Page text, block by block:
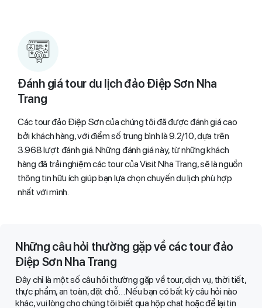
Đánh giá tour du lịch đảo Điệp Sơn Nha
Trang
Các tour đảo Điệp Sơn của chúng tôi đã được đánh giá cao
bởi khách hàng, với điểm số trung bình là 9.2/10, dựa trên
3.968 lượt đánh giá. Những đánh giá này, từ những khách
hàng đã trải nghiệm các tour của Visit Nha Trang, sẽ là nguồn
thông tin hữu ích giúp bạn lựa chọn chuyến du lịch phù hợp
nhất với mình.
Những câu hỏi thường gặp về các tour đảo
Điệp Sơn Nha Trang
Đây chỉ là một số câu hỏi thường gặp về tour, dịch vụ, thời tiết,
thực phẩm, an toàn, đặt chỗ… Nếu bạn có bất kỳ câu hỏi nào
khác, vui lòng cho chúng tôi biết qua hộp chat hoặc để lại tin